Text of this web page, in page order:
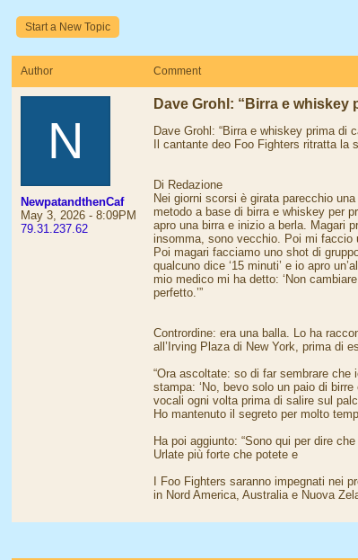
Start a New Topic
Author Comment
N
NewpatandthenCaf
May 3, 2026 - 8:09PM
79.31.237.62
Dave Grohl: “Birra e
Dave Grohl: “Birra e whiskey prima di
Il cantante deo Foo Fighters ritratta la
Di Redazione
Nei giorni scorsi è girata parecchio
metodo a base di birra e whiskey per
apro una birra e inizio a berla. Magari
insomma, sono vecchio. Poi mi faccio
Poi magari facciamo uno shot di
qualcuno dice ‘15 minuti’ e io apro
mio medico mi ha detto: ‘Non
perfetto.’”
Contrordine: era una balla. Lo ha
all’Irving Plaza di New York, prima di
“Ora ascoltate: so di far sembrare che
stampa: ‘No, bevo solo un paio di
vocali ogni volta prima di salire sul
Ho mantenuto il segreto per molto
Ha poi aggiunto: “Sono qui per dire
Urlate più forte che potete e
I Foo Fighters saranno impegnati nei
in Nord America, Australia e Nuova